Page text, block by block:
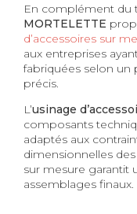
En complément du
MORTELETTE
d’accessoires sur
aux entreprises
fabriquées selon un
précis.
L’usinage
composants
adaptés aux
dimensionnelles
sur mesure garantit
assemblages finaux.